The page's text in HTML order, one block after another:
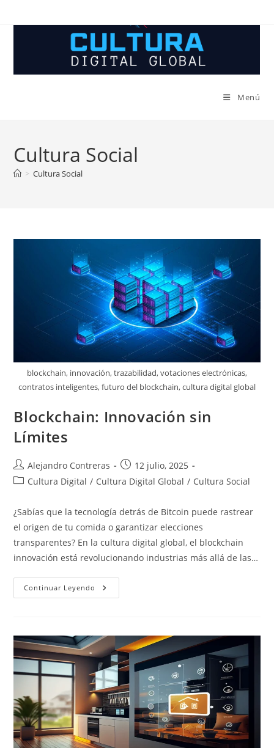
Menú
Cultura Social
> Cultura Social
blockchain, innovación, trazabilidad, votaciones electrónicas,
contratos inteligentes, futuro del blockchain, cultura digital global
Blockchain: Innovación sin
Límites
Autor
de
Alejandro Contreras
Entrada
publicada:
12 julio, 2025
Categoría
la
entrada:
Cultura Digital / Cultura Digital Global / Cultura Social
¿Sabías que la tecnología detrás de Bitcoin puede rastrear
el origen de tu comida o garantizar elecciones
transparentes? En la cultura digital global, el blockchain
innovación está revolucionando industrias más allá de las…
Continuar Leyendo Blockchain:
Innovación